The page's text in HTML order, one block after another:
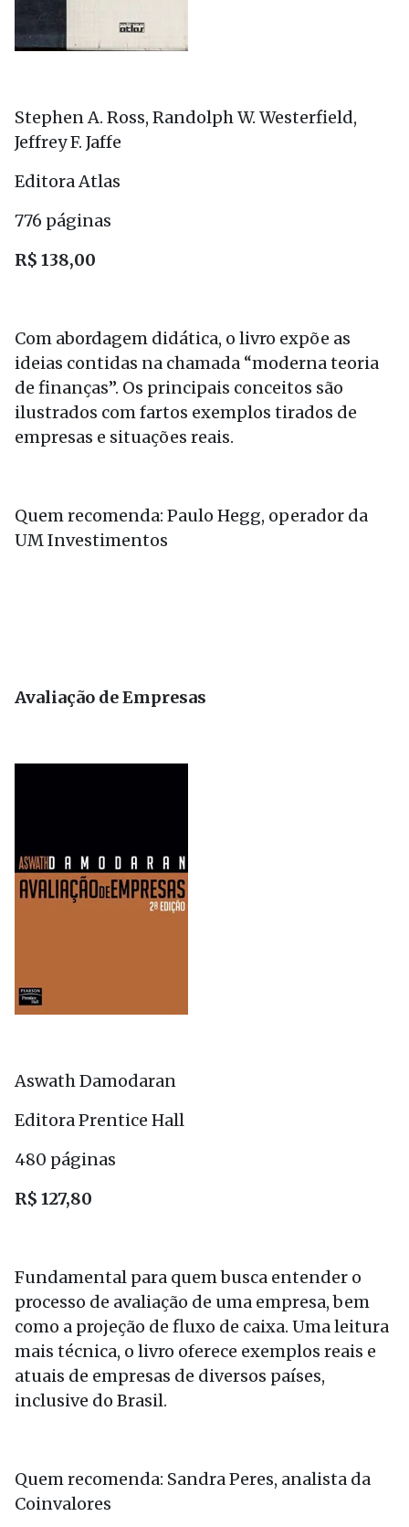
Stephen A. Ross, Randolph W. Westerfield,
Jeffrey F. Jaffe
Editora Atlas
776 páginas
R$ 138,00
Com abordagem didática, o livro expõe as
ideias contidas na chamada “moderna teoria
de finanças”. Os principais conceitos são
ilustrados com fartos exemplos tirados de
empresas e situações reais.
Quem recomenda: Paulo Hegg, operador da
UM Investimentos
Avaliação de Empresas
Aswath Damodaran
Editora Prentice Hall
480 páginas
R$ 127,80
Fundamental para quem busca entender o
processo de avaliação de uma empresa, bem
como a projeção de fluxo de caixa. Uma leitura
mais técnica, o livro oferece exemplos reais e
atuais de empresas de diversos países,
inclusive do Brasil.
Quem recomenda: Sandra Peres, analista da
Coinvalores